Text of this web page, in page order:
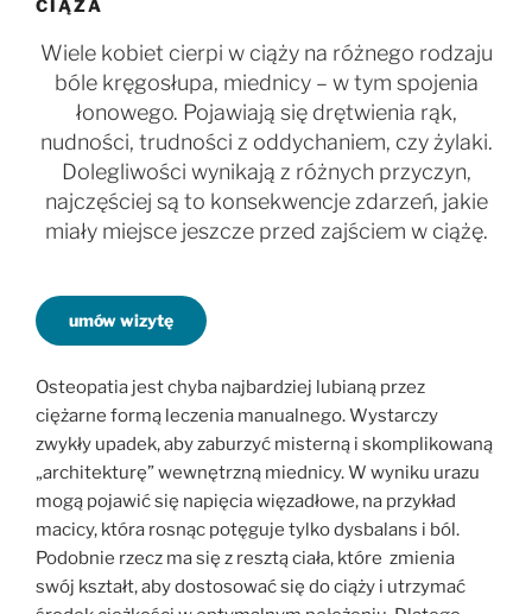
CIĄŻA
Wiele kobiet cierpi w ciąży na różnego rodzaju
bóle kręgosłupa, miednicy – w tym spojenia
łonowego. Pojawiają się drętwienia rąk,
nudności, trudności z oddychaniem, czy żylaki.
Dolegliwości wynikają z różnych przyczyn,
najczęściej są to konsekwencje zdarzeń, jakie
miały miejsce jeszcze przed zajściem w ciążę.
umów wizytę
Osteopatia jest chyba najbardziej lubianą przez
ciężarne formą leczenia manualnego. Wystarczy
zwykły upadek, aby zaburzyć misterną i skomplikowaną
„architekturę” wewnętrzną miednicy. W wyniku urazu
mogą pojawić się napięcia więzadłowe, na przykład
macicy, która rosnąc potęguje tylko dysbalans i ból.
Podobnie rzecz ma się z resztą ciała, które zmienia
swój kształt, aby dostosować się do ciąży i utrzymać